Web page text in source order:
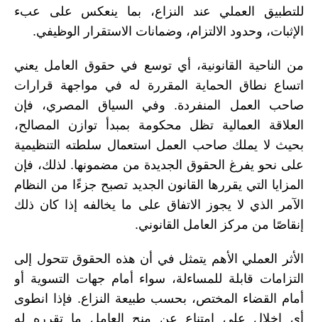
للتطبيق العملي عند النزاع، بما ينعكس على عبء
الإثبات، وحدود الالتزام، وضمانات الاستقرار الوظيفي.
من الناحية القانونية، أي توسع في حقوق العامل يعني
اتساع نطاق الحماية المقررة له في مواجهة قرارات
صاحب العمل المنفردة. وفي السياق المصري، فإن
العلاقة العمالية تظل محكومة بمبدأ توازن المصالح،
بحيث لا يملك صاحب العمل استعمال سلطته التنظيمية
على نحو يفرغ الحقوق الجديدة من مضمونها. لذلك، فإن
المزايا التي يقررها القانون الجديد تصبح جزءًا من النظام
الآمر الذي لا يجوز الاتفاق على ما يخالفه إذا كان ذلك
إنقاصًا من مركز العامل القانوني.
الأثر العملي الأهم يتمثل في أن هذه الحقوق تتحول إلى
التزامات قابلة للمساءلة، سواء أمام جهات التسوية أو
أمام القضاء المختص، بحسب طبيعة النزاع. فإذا انطوى
أي إخلال على امتناع عن منح العامل ما تقرره له